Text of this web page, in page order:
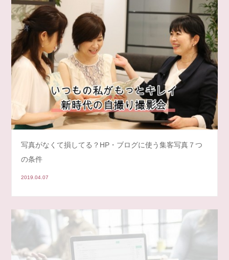
写真がなくて損してる？HP・ブログに使う集客写真７つ
の条件
2019.04.07